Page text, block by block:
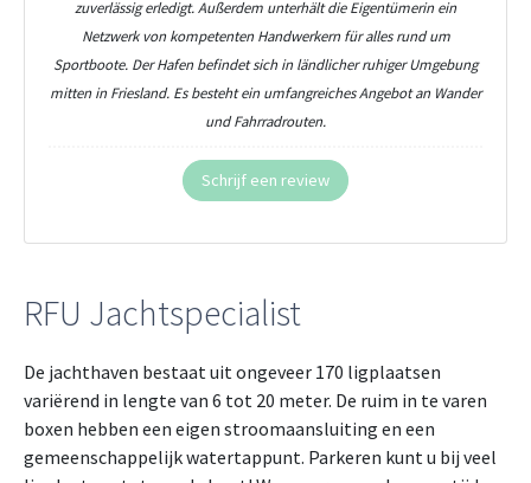
zuverlässig erledigt. Außerdem unterhält die Eigentümerin ein
Netzwerk von kompetenten Handwerkern für alles rund um
Sportboote. Der Hafen befindet sich in ländlicher ruhiger Umgebung
mitten in Friesland. Es besteht ein umfangreiches Angebot an Wander
und Fahrradrouten.
Schrijf een review
RFU Jachtspecialist
De jachthaven bestaat uit ongeveer 170 ligplaatsen
variërend in lengte van 6 tot 20 meter. De ruim in te varen
boxen hebben een eigen stroomaansluiting en een
gemeenschappelijk watertappunt. Parkeren kunt u bij veel